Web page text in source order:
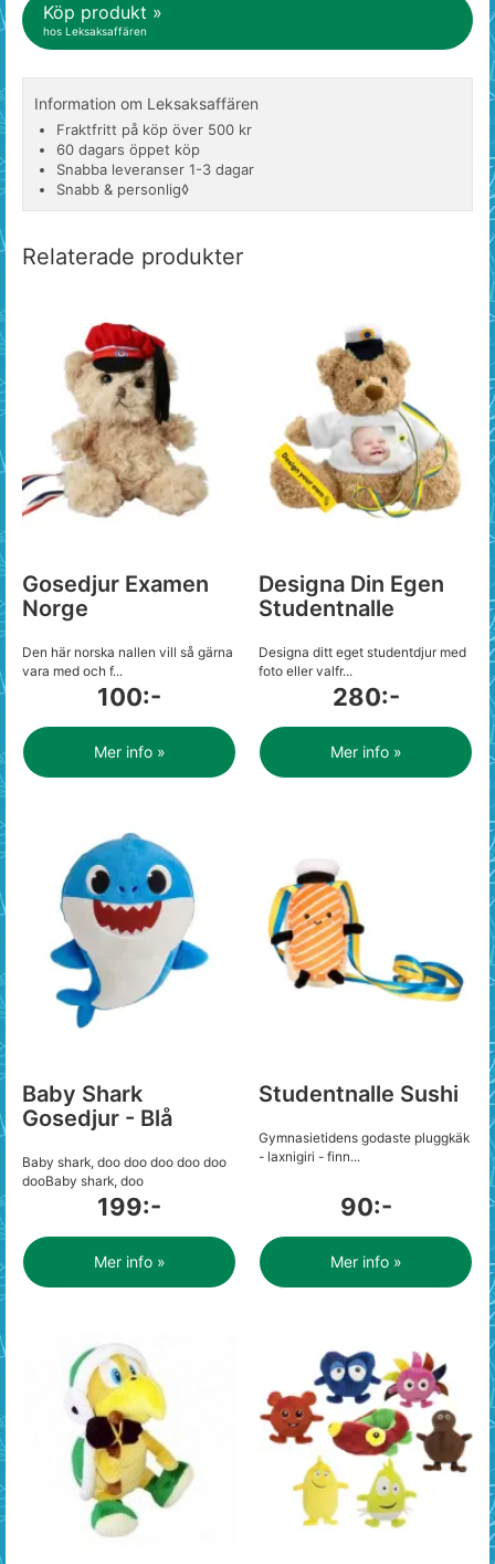
Köp produkt »
hos Leksaksaffären
Information om Leksaksaffären
Fraktfritt på köp över 500 kr
60 dagars öppet köp
Snabba leveranser 1-3 dagar
Snabb & personlig◊
Relaterade produkter
Gosedjur Examen
Norge
Den här norska nallen vill så gärna
vara med och f...
100:-
Mer info »
Designa Din Egen
Studentnalle
Designa ditt eget studentdjur med
foto eller valfr...
280:-
Mer info »
Baby Shark
Gosedjur - Blå
Baby shark, doo doo doo doo doo
dooBaby shark, doo
199:-
Mer info »
Studentnalle Sushi
Gymnasietidens godaste pluggkäk
- laxnigiri - finn...
90:-
Mer info »